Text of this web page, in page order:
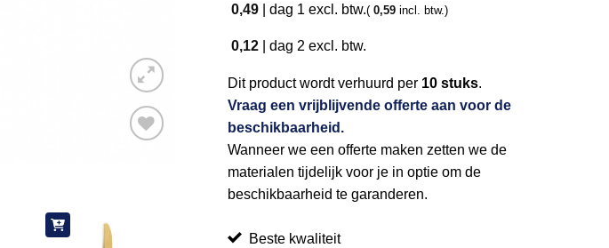
verlanglijst
0,49 |dag 1 excl. btw.( 0,59 incl. btw.)
0,12 |dag 2 excl. btw.
Dit product wordt verhuurd per 10 stuks.
Vraag een vrijblijvende offerte aan voor de
beschikbaarheid.
Wanneer we een offerte maken zetten we de
materialen tijdelijk voor je in optie om de
beschikbaarheid te garanderen.
Beste kwaliteit